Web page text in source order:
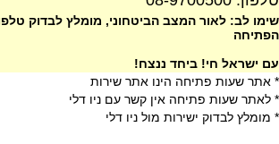
שימו לב: לאור המצב הביטחוני, מומלץ לבדוק
הפתיחה
עם ישראל חי! ביחד ננצח!
* אתר שעות פתיחה הינו אתר שירות
* לאתר שעות פתיחה אין קשר עם ניו דלי
* מומלץ לבדוק ישירות מול ניו דלי